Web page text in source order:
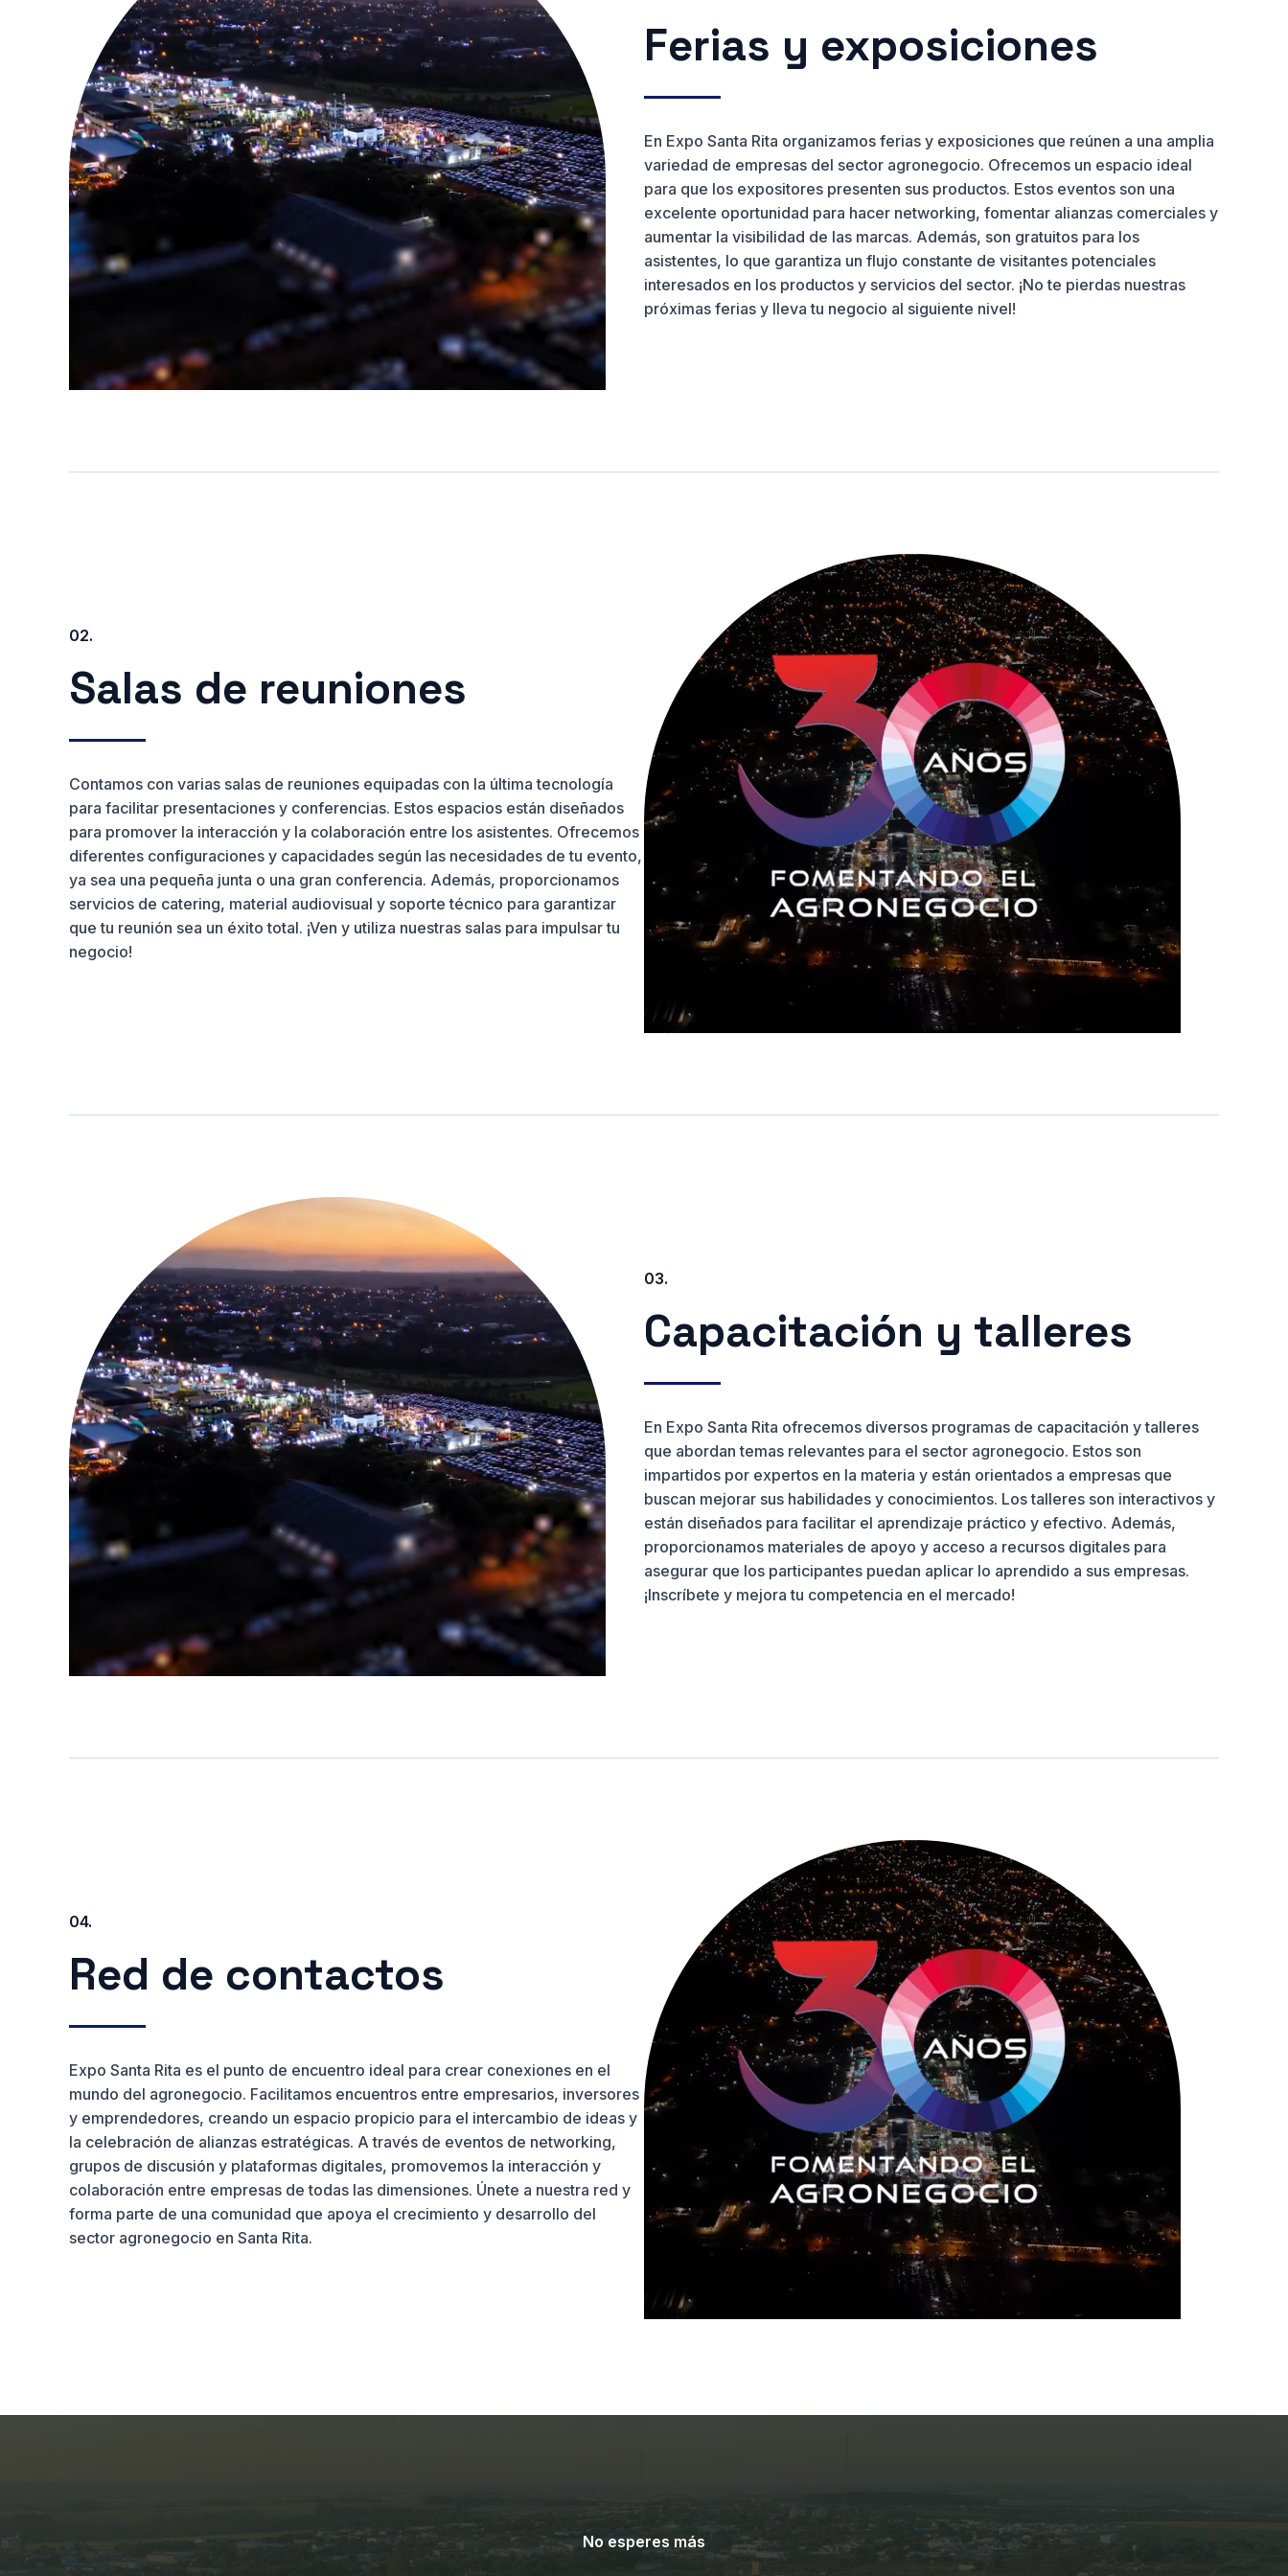
Ferias y exposiciones
En Expo Santa Rita organizamos ferias y exposiciones que reúnen a una amplia
variedad de empresas del sector agronegocio. Ofrecemos un espacio ideal
para que los expositores presenten sus productos. Estos eventos son una
excelente oportunidad para hacer networking, fomentar alianzas comerciales y
aumentar la visibilidad de las marcas. Además, son gratuitos para los
asistentes, lo que garantiza un flujo constante de visitantes potenciales
interesados en los productos y servicios del sector. ¡No te pierdas nuestras
próximas ferias y lleva tu negocio al siguiente nivel!
02.
Salas de reuniones
Contamos con varias salas de reuniones equipadas con la última tecnología
para facilitar presentaciones y conferencias. Estos espacios están diseñados
para promover la interacción y la colaboración entre los asistentes. Ofrecemos
diferentes configuraciones y capacidades según las necesidades de tu evento,
ya sea una pequeña junta o una gran conferencia. Además, proporcionamos
servicios de catering, material audiovisual y soporte técnico para garantizar
que tu reunión sea un éxito total. ¡Ven y utiliza nuestras salas para impulsar tu
negocio!
03.
Capacitación y talleres
En Expo Santa Rita ofrecemos diversos programas de capacitación y talleres
que abordan temas relevantes para el sector agronegocio. Estos son
impartidos por expertos en la materia y están orientados a empresas que
buscan mejorar sus habilidades y conocimientos. Los talleres son interactivos y
están diseñados para facilitar el aprendizaje práctico y efectivo. Además,
proporcionamos materiales de apoyo y acceso a recursos digitales para
asegurar que los participantes puedan aplicar lo aprendido a sus empresas.
¡Inscríbete y mejora tu competencia en el mercado!
04.
Red de contactos
Expo Santa Rita es el punto de encuentro ideal para crear conexiones en el
mundo del agronegocio. Facilitamos encuentros entre empresarios, inversores
y emprendedores, creando un espacio propicio para el intercambio de ideas y
la celebración de alianzas estratégicas. A través de eventos de networking,
grupos de discusión y plataformas digitales, promovemos la interacción y
colaboración entre empresas de todas las dimensiones. Únete a nuestra red y
forma parte de una comunidad que apoya el crecimiento y desarrollo del
sector agronegocio en Santa Rita.
No esperes más